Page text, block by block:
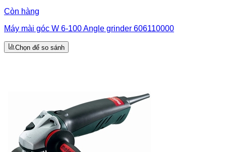
Còn hàng
Máy mài góc W 6-100 Angle grinder 606110000
Chọn để so sánh